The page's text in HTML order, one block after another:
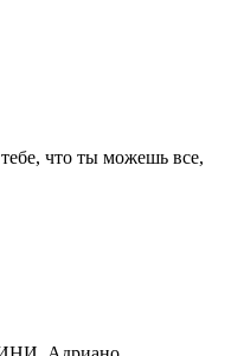
что ты можешь все,